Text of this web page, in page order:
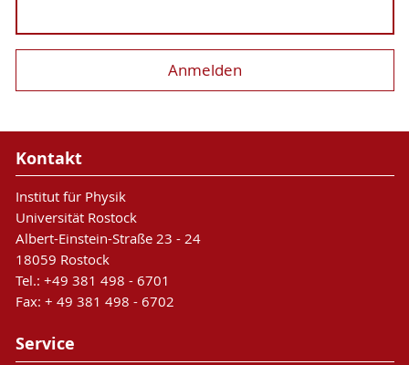
Kontakt
Institut für Physik
Universität Rostock
Albert-Einstein-Straße 23 - 24
18059 Rostock
Tel.: +49 381 498 - 6701
Fax: + 49 381 498 - 6702
Service